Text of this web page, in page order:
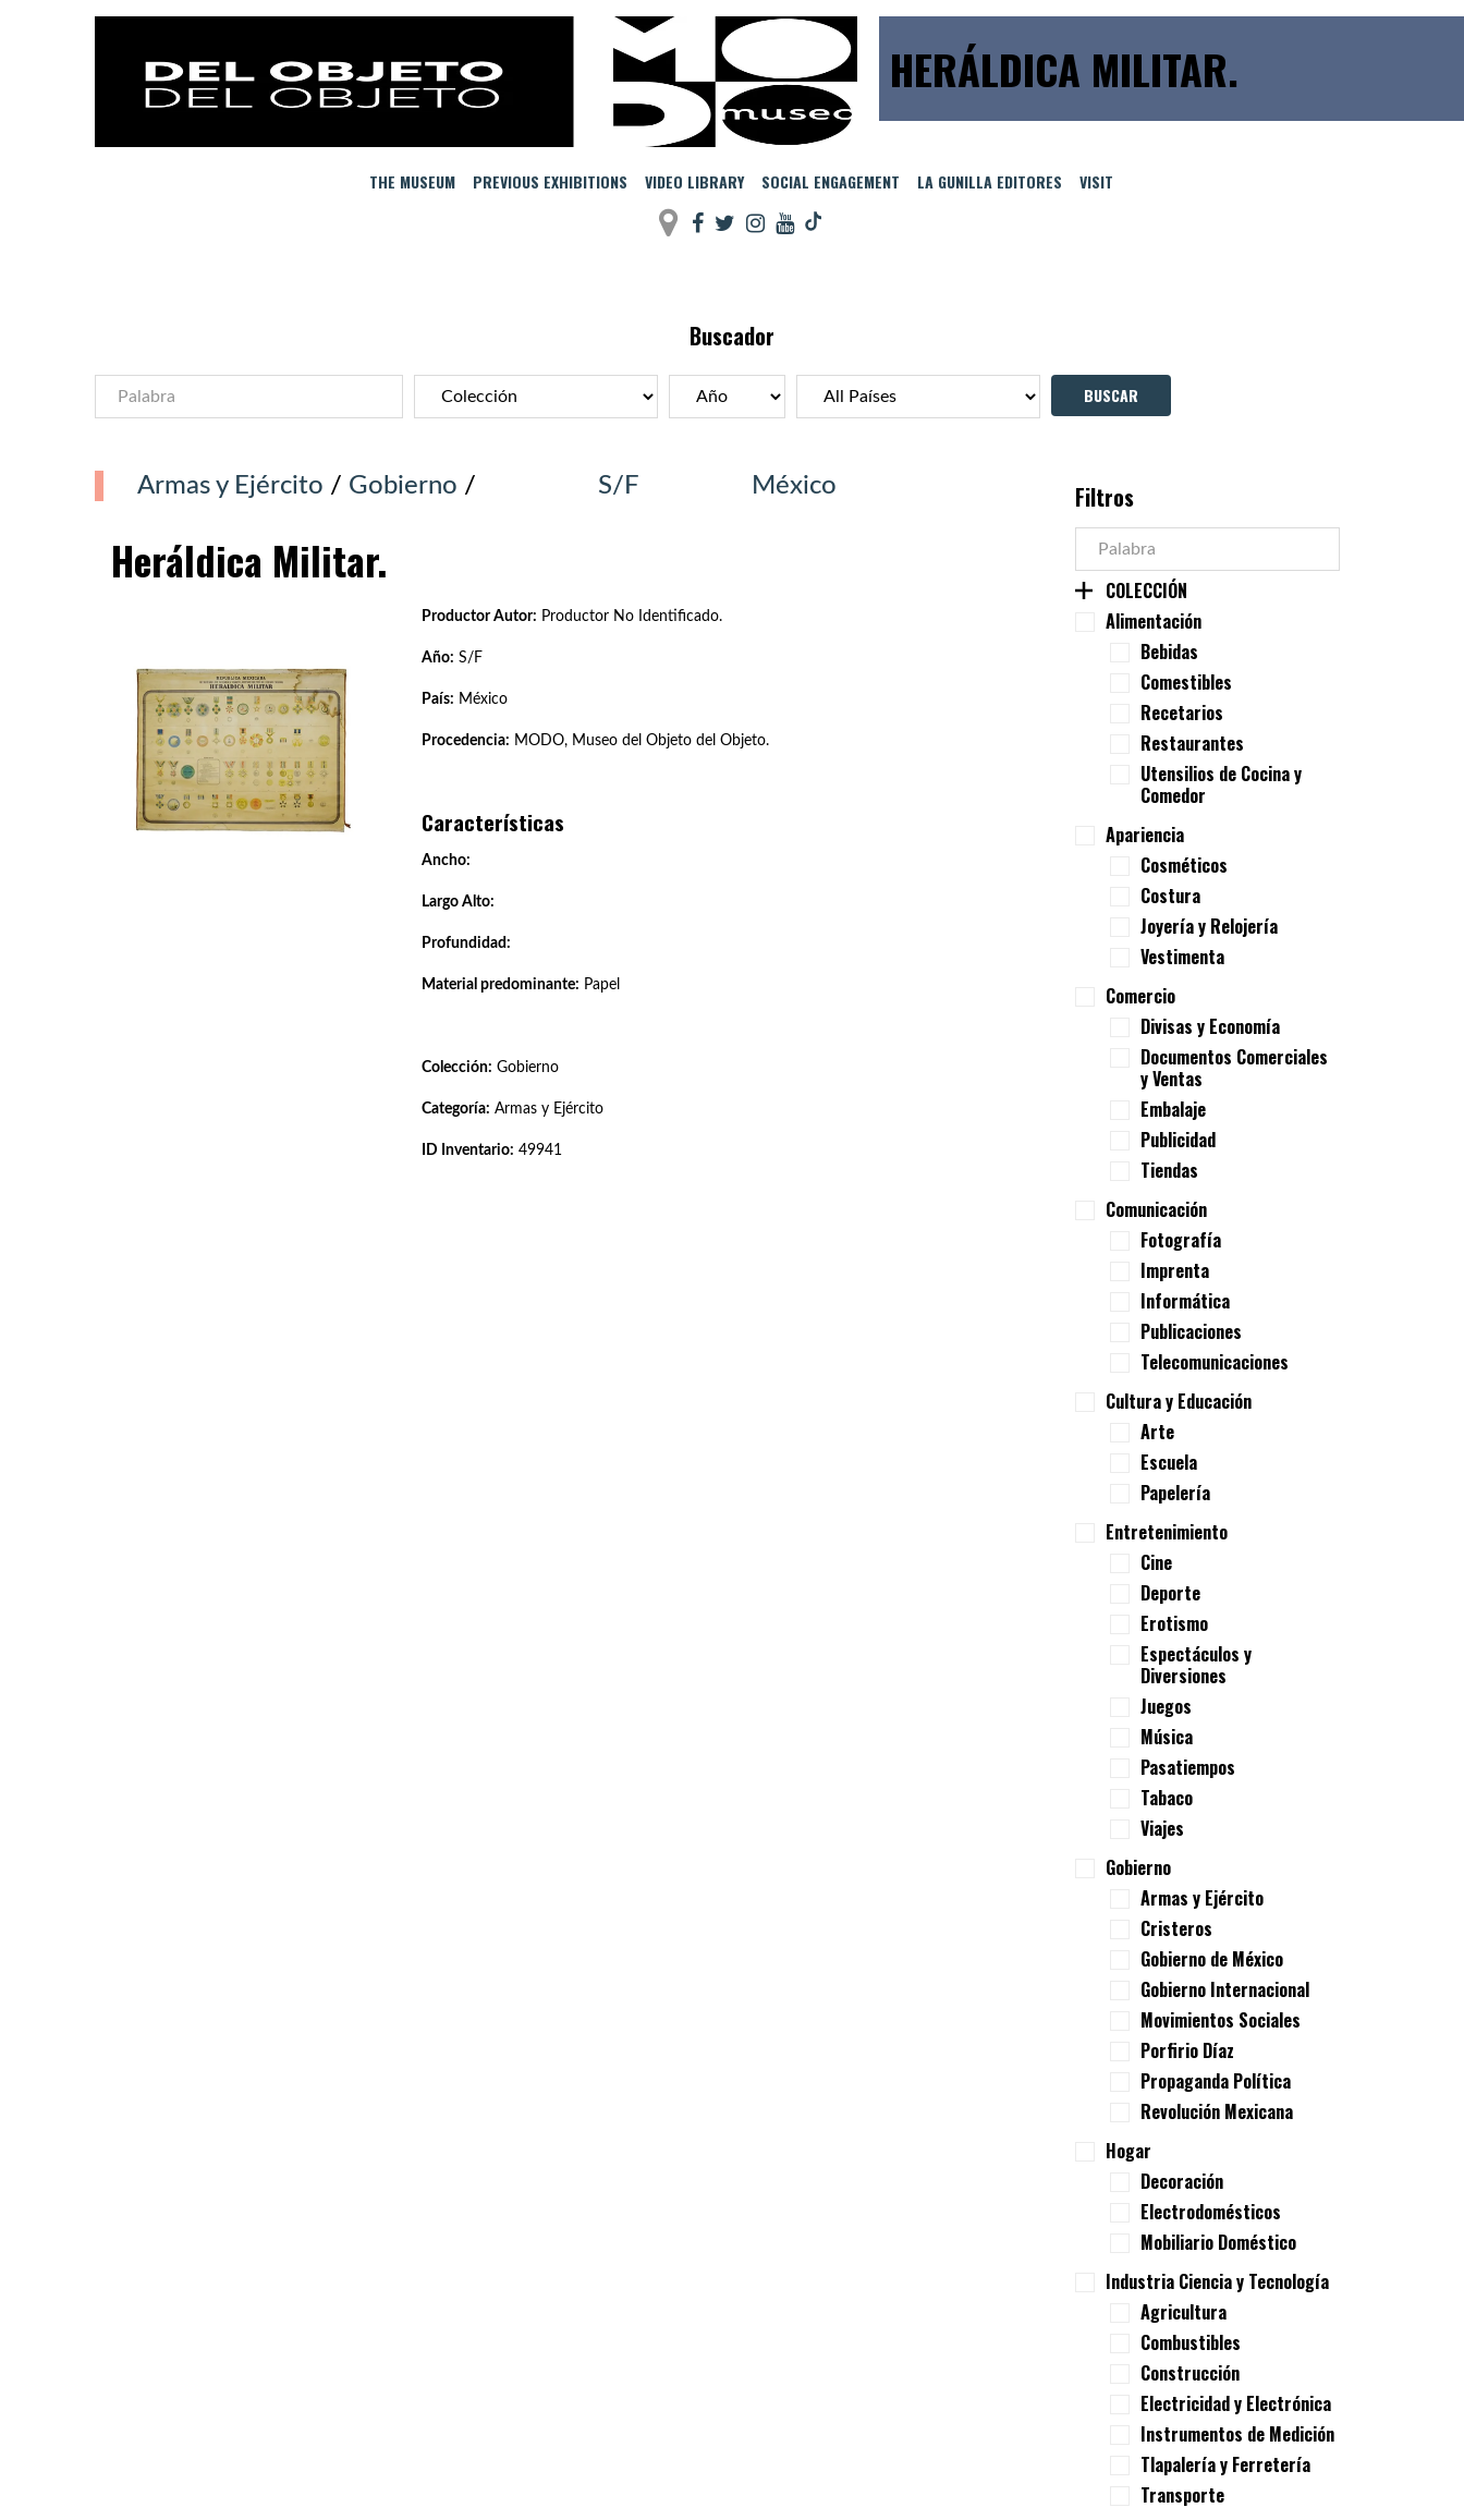
HERÁLDICA MILITAR.
THE MUSEUM PREVIOUS EXHIBITIONS VIDEO LIBRARY SOCIAL ENGAGEMENT LA GUNILLA EDITORES VISIT
Buscador
Armas y Ejército / Gobierno / S/F México
Heráldica Militar.
Productor Autor: Productor No Identificado.
Año: S/F
País: México
Procedencia: MODO, Museo del Objeto del Objeto.
Características
Ancho:
Largo Alto:
Profundidad:
Material predominante: Papel
Colección: Gobierno
Categoría: Armas y Ejército
ID Inventario: 49941
Filtros
COLECCIÓN
Alimentación
Bebidas
Comestibles
Recetarios
Restaurantes
Utensilios de Cocina y
Comedor
Apariencia
Cosméticos
Costura
Joyería y Relojería
Vestimenta
Comercio
Divisas y Economía
Documentos Comerciales
y Ventas
Embalaje
Publicidad
Tiendas
Comunicación
Fotografía
Imprenta
Informática
Publicaciones
Telecomunicaciones
Cultura y Educación
Arte
Escuela
Papelería
Entretenimiento
Cine
Deporte
Erotismo
Espectáculos y
Diversiones
Juegos
Música
Pasatiempos
Tabaco
Viajes
Gobierno
Armas y Ejército
Cristeros
Gobierno de México
Gobierno Internacional
Movimientos Sociales
Porfirio Díaz
Propaganda Política
Revolución Mexicana
Hogar
Decoración
Electrodomésticos
Mobiliario Doméstico
Industria Ciencia y Tecnología
Agricultura
Combustibles
Construcción
Electricidad y Electrónica
Instrumentos de Medición
Tlapalería y Ferretería
Transporte